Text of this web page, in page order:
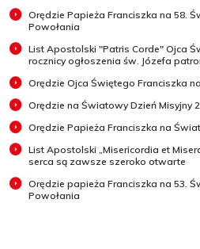
Orędzie Papieża Franciszka na 58.
Powołania
List Apostolski "Patris Corde" Ojca
rocznicy ogłoszenia św. Józefa
Orędzie Ojca Świętego Franciszka
Orędzie na Światowy Dzień Misyjny
Orędzie Papieża Franciszka na
List Apostolski „Misericordia et
serca są zawsze szeroko otwarte
Orędzie papieża Franciszka na 53.
Powołania